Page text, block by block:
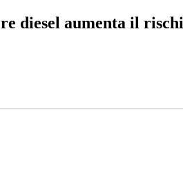
diesel aumenta il